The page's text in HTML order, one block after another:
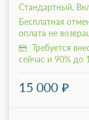
Стандартный,
Бесплатная
оплата не
Требуется
сейчас и 90% до
15 000